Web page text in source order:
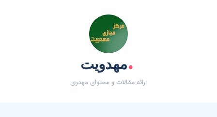
.مهدویت
ارائه مقالات و محتوای مهدوی